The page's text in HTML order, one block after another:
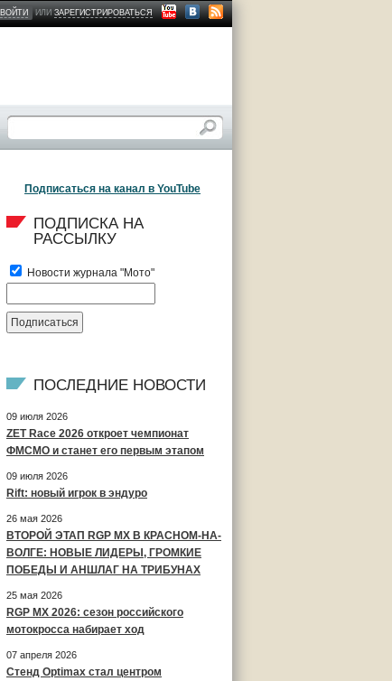
ВОЙТИ ИЛИЗАРЕГИСТРИРОВАТЬСЯ
Подписаться на канал в YouTube
ПОДПИСКА НА
РАССЫЛКУ
Новости журнала "Мото"
ПОСЛЕДНИЕ НОВОСТИ
09 июля 2026
ZET Race 2026 откроет чемпионат
ФМСМО и станет его первым этапом
09 июля 2026
Rift: новый игрок в эндуро
26 мая 2026
ВТОРОЙ ЭТАП RGP MX В КРАСНОМ-НА-
ВОЛГЕ: НОВЫЕ ЛИДЕРЫ, ГРОМКИЕ
ПОБЕДЫ И АНШЛАГ НА ТРИБУНАХ
25 мая 2026
RGP MX 2026: сезон российского
мотокросса набирает ход
07 апреля 2026
Стенд Optimax стал центром